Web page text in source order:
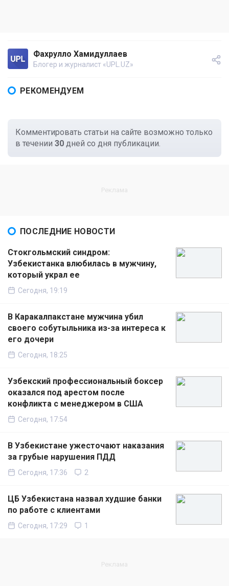
Фахрулло Хамидуллаев
Блогер и журналист «UPL.UZ»
РЕКОМЕНДУЕМ
Комментировать статьи на сайте возможно только
в течении 30 дней со дня публикации.
ПОСЛЕДНИЕ НОВОСТИ
Стокгольмский синдром:
Узбекистанка влюбилась в мужчину,
который украл ее
Сегодня, 19:19
В Каракалпакстане мужчина убил
своего собутыльника из-за интереса к
его дочери
Сегодня, 18:25
Узбекский профессиональный боксер
оказался под арестом после
конфликта с менеджером в США
Сегодня, 17:54
В Узбекистане ужесточают наказания
за грубые нарушения ПДД
Сегодня, 17:36 2
ЦБ Узбекистана назвал худшие банки
по работе с клиентами
Сегодня, 17:29 1